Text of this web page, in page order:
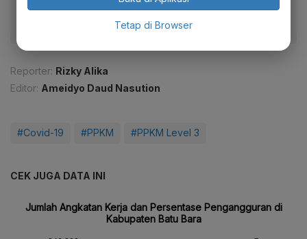
Reporter: Rizky Alika
Editor: Ameidyo Daud Nasution
#Covid-19 #PPKM #PPKM Level 3
CEK JUGA DATA INI
Tetap di Browser